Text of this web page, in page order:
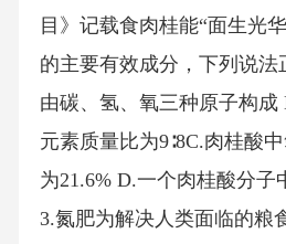
目》记载食肉桂能“面生光
的主要有效成分，下列说法
由碳、氢、氧三种原子构成
元素质量比为9∶8C.肉桂酸
为21.6% D.一个肉桂酸分子
3.氮肥为解决人类面临的粮